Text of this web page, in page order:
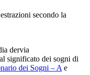
secondo la
dervia
significato dei sogni di
dei Sogni – Ae